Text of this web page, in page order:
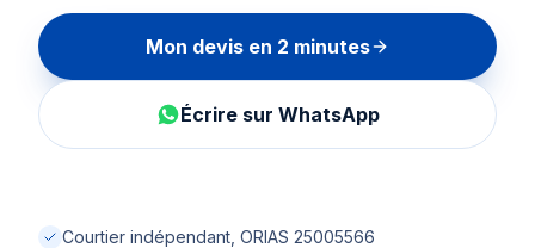
Mon devis en 2 minutes
Écrire sur WhatsApp
Courtier indépendant, ORIAS 25005566